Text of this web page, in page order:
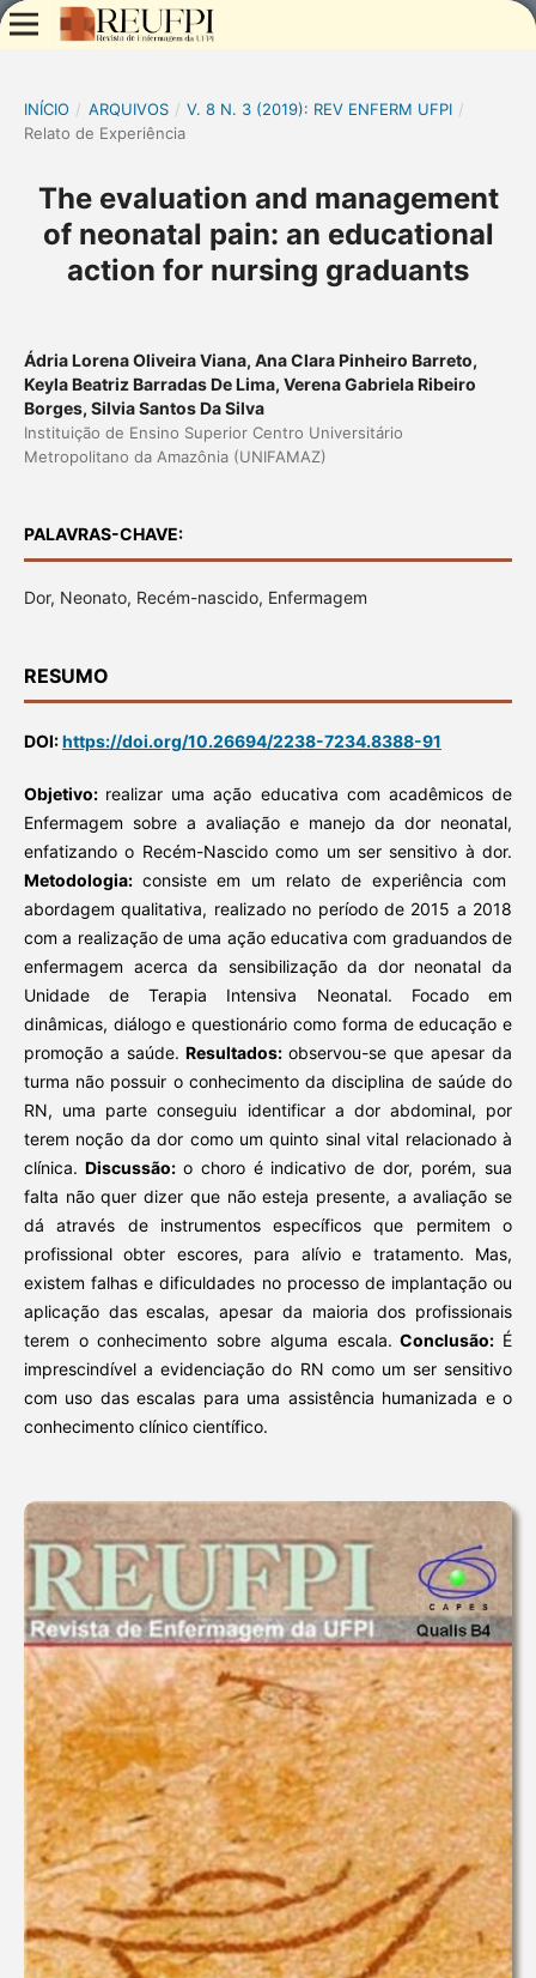
INÍCIO / ARQUIVOS / V. 8 N. 3 (2019): REV ENFERM UFPI /
Relato de Experiência
The evaluation and management
of neonatal pain: an educational
action for nursing graduants
Ádria Lorena Oliveira Viana, Ana Clara Pinheiro Barreto,
Keyla Beatriz Barradas De Lima, Verena Gabriela Ribeiro
Borges, Silvia Santos Da Silva
Instituição de Ensino Superior Centro Universitário
Metropolitano da Amazônia (UNIFAMAZ)
PALAVRAS-CHAVE:
Dor, Neonato, Recém-nascido, Enfermagem
RESUMO
DOI:https://doi.org/10.26694/2238-7234.8388-91
Objetivo: realizar uma ação educativa com acadêmicos de
Enfermagem sobre a avaliação e manejo da dor neonatal,
enfatizando o Recém-Nascido como um ser sensitivo à dor.
Metodologia: consiste em um relato de experiência com
abordagem qualitativa, realizado no período de 2015 a 2018
com a realização de uma ação educativa com graduandos de
enfermagem acerca da sensibilização da dor neonatal da
Unidade de Terapia Intensiva Neonatal. Focado em
dinâmicas, diálogo e questionário como forma de educação e
promoção a saúde. Resultados:observou-se que apesar da
turma não possuir o conhecimento da disciplina de saúde do
RN, uma parte conseguiu identificar a dor abdominal, por
terem noção da dor como um quinto sinal vital relacionado à
clínica. Discussão: o choro é indicativo de dor, porém, sua
falta não quer dizer que não esteja presente, a avaliação se
dá através de instrumentos específicos que permitem o
profissional obter escores, para alívio e tratamento. Mas,
existem falhas e dificuldades no processo de implantação ou
aplicação das escalas, apesar da maioria dos profissionais
terem o conhecimento sobre alguma escala. Conclusão: É
imprescindível a evidenciação do RN como um ser sensitivo
com uso das escalas para uma assistência humanizada e o
conhecimento clínico científico.